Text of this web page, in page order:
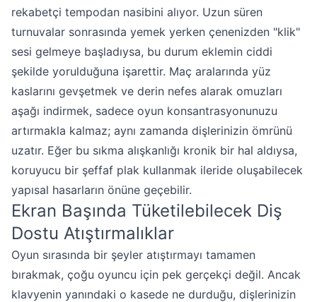
rekabetçi tempodan nasibini alıyor. Uzun süren
turnuvalar sonrasında yemek yerken çenenizden "klik"
sesi gelmeye başladıysa, bu durum eklemin ciddi
şekilde yorulduğuna işarettir. Maç aralarında yüz
kaslarını gevşetmek ve derin nefes alarak omuzları
aşağı indirmek, sadece oyun konsantrasyonunuzu
artırmakla kalmaz; aynı zamanda dişlerinizin ömrünü
uzatır. Eğer bu sıkma alışkanlığı kronik bir hal aldıysa,
koruyucu bir şeffaf plak kullanmak ileride oluşabilecek
yapısal hasarların önüne geçebilir.
Ekran Başında Tüketilebilecek Diş
Dostu Atıştırmalıklar
Oyun sırasında bir şeyler atıştırmayı tamamen
bırakmak, çoğu oyuncu için pek gerçekçi değil. Ancak
klavyenin yanındaki o kasede ne durduğu, dişlerinizin